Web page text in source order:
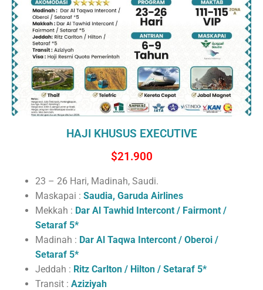
HAJI KHUSUS EXECUTIVE
$21.900
23 – 26 Hari, Madinah, Saudi.
Maskapai : Saudia, Garuda Airlines
Mekkah : Dar Al Tawhid Intercont / Fairmont /
Setaraf 5*
Madinah : Dar Al Taqwa Intercont / Oberoi /
Setaraf 5*
Jeddah : Ritz Carlton / Hilton / Setaraf 5*
Transit : Aziziyah